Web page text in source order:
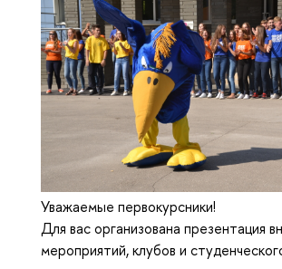
Уважаемые первокурсники!
Для вас организована презентация
мероприятий, клубов и